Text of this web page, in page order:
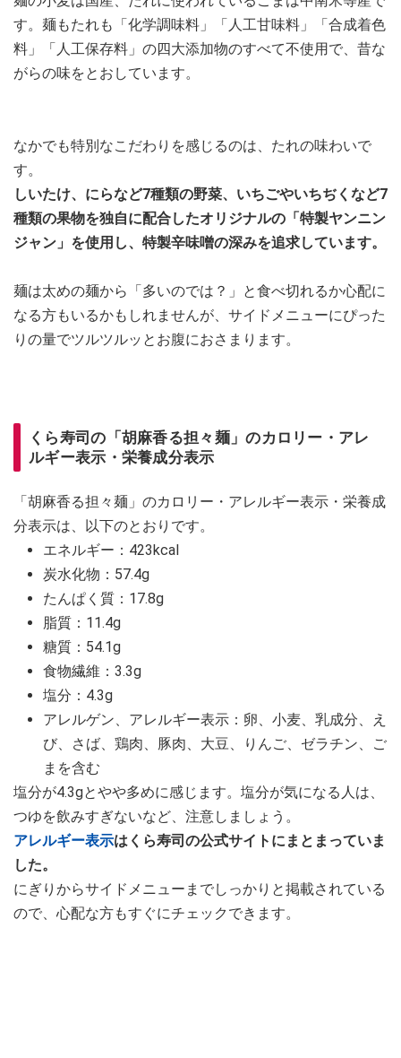
す。麺もたれも「化学調味料」「人工甘味料」「合成着色
料」「人工保存料」の四大添加物のすべて不使用で、昔な
がらの味をとおしています。
なかでも特別なこだわりを感じるのは、たれの味わいで
す。
しいたけ、にらなど7種類の野菜、いちごやいちぢくなど7
種類の果物を独自に配合したオリジナルの「特製ヤンニン
ジャン」を使用し、特製辛味噌の深みを追求しています。
麺は太めの麺から「多いのでは？」と食べ切れるか心配に
なる方もいるかもしれませんが、サイドメニューにぴった
りの量でツルツルッとお腹におさまります。
くら寿司の「胡麻香る担々麺」のカロリー・アレ
ルギー表示・栄養成分表示
「胡麻香る担々麺」のカロリー・アレルギー表示・栄養成
分表示は、以下のとおりです。
エネルギー：423kcal
炭水化物：57.4g
たんぱく質：17.8g
脂質：11.4g
糖質：54.1g
食物繊維：3.3g
塩分：4.3g
アレルゲン、アレルギー表示：卵、小麦、乳成分、え
び、さば、鶏肉、豚肉、大豆、りんご、ゼラチン、ご
まを含む
塩分が4.3gとやや多めに感じます。塩分が気になる人は、
つゆを飲みすぎないなど、注意しましょう。
アレルギー表示はくら寿司の公式サイトにまとまっていま
した。
にぎりからサイドメニューまでしっかりと掲載されている
ので、心配な方もすぐにチェックできます。